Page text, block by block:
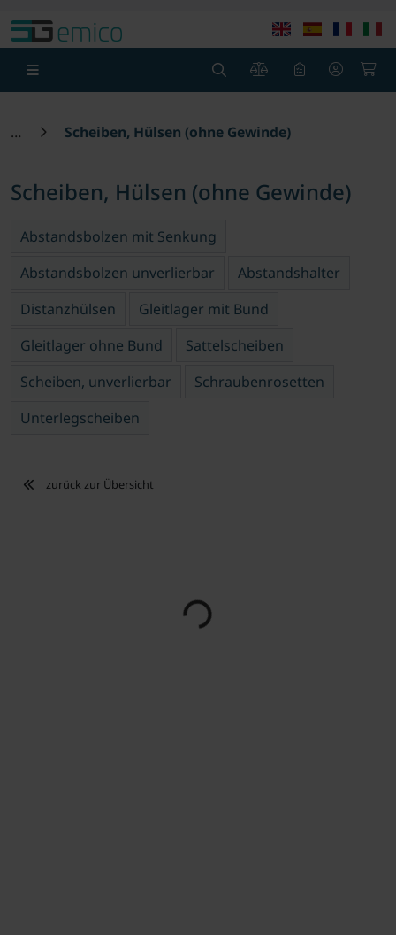
Scheiben, Hülsen (ohne Gewinde)
Scheiben, Hülsen (ohne Gewinde)
Abstandsbolzen mit Senkung
Abstandsbolzen unverlierbar
Abstandshalter
Distanzhülsen
Gleitlager mit Bund
Gleitlager ohne Bund
Sattelscheiben
Scheiben, unverlierbar
Schraubenrosetten
Unterlegscheiben
zurück zur Übersicht
Loading...